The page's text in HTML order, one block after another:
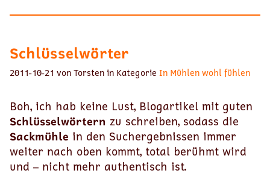
Schlüsselwörter
2011-10-21 von Torsten in Kategorie In Mühlen wohl fühlen
Boh, ich hab keine Lust, Blogartikel mit guten
Schlüsselwörtern zu schreiben, sodass die
Sackmühle in den Suchergebnissen immer
weiter nach oben kommt, total berühmt wird
und – nicht mehr authentisch ist.